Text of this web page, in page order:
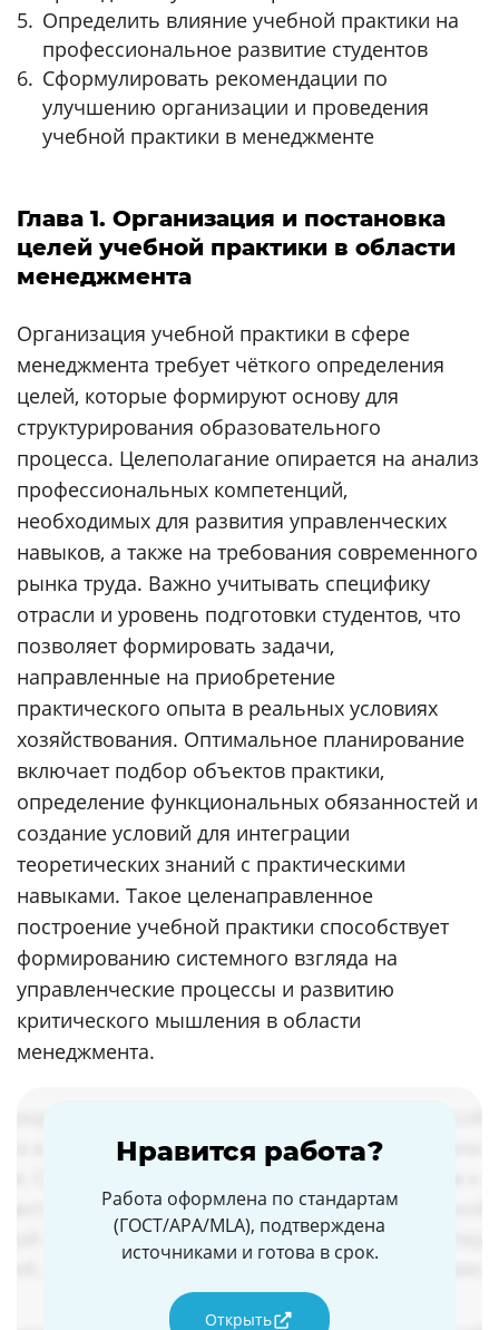
Определить влияние учебной практики на
профессиональное развитие студентов
Сформулировать рекомендации по
улучшению организации и проведения
учебной практики в менеджменте
Глава 1. Организация и постановка
целей учебной практики в области
менеджмента
Организация учебной практики в сфере
менеджмента требует чёткого определения
целей, которые формируют основу для
структурирования образовательного
процесса. Целеполагание опирается на анализ
профессиональных компетенций,
необходимых для развития управленческих
навыков, а также на требования современного
рынка труда. Важно учитывать специфику
отрасли и уровень подготовки студентов, что
позволяет формировать задачи,
направленные на приобретение
практического опыта в реальных условиях
хозяйствования. Оптимальное планирование
включает подбор объектов практики,
определение функциональных обязанностей и
создание условий для интеграции
теоретических знаний с практическими
навыками. Такое целенаправленное
построение учебной практики способствует
формированию системного взгляда на
управленческие процессы и развитию
критического мышления в области
менеджмента.
Нравится работа?
Работа оформлена по стандартам
(ГОСТ/APA/MLA), подтверждена
источниками и готова в срок.
Открыть